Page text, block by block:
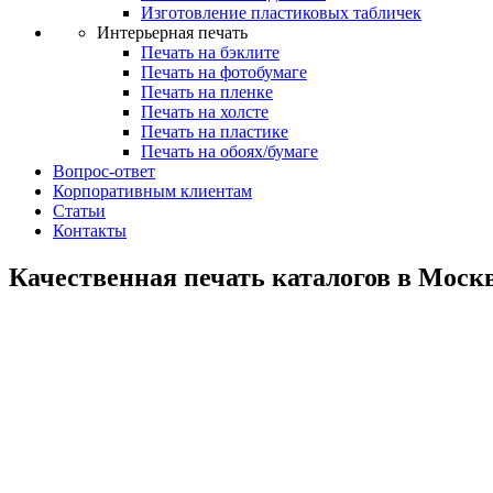
Изготовление пластиковых табличек
Интерьерная печать
Печать на бэклите
Печать на фотобумаге
Печать на пленке
Печать на холсте
Печать на пластике
Печать на обоях/бумаге
Вопрос-ответ
Корпоративным клиентам
Статьи
Контакты
Качественная печать каталогов в